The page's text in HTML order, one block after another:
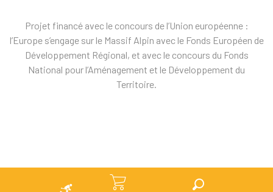
Projet financé avec le concours de l’Union européenne :
l’Europe s’engage sur le Massif Alpin avec le Fonds Européen de
Développement Régional, et avec le concours du Fonds
National pour l’Aménagement et le Développement du
Territoire.